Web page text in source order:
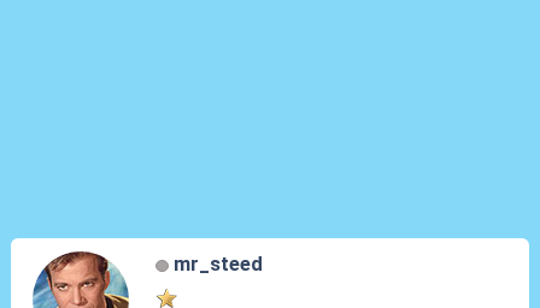
mr_steed